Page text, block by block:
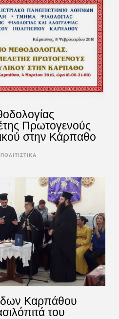
Πρωτογενούς
στην Κάρπαθο
ΠΟΛΙΤΙΣΤΙΚΑ
Καρπάθου
του